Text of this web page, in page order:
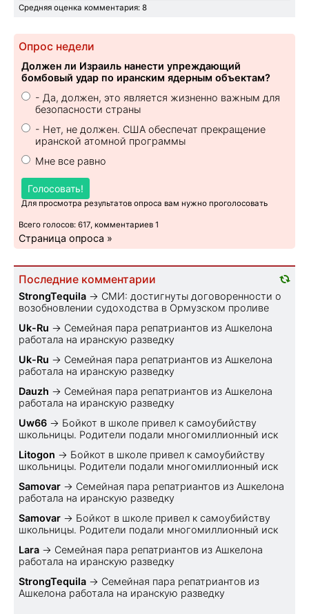
Средняя оценка комментария: 8
Опрос недели
Должен ли Израиль нанести упреждающий
бомбовый удар по иранским ядерным объектам?
- Да, должен, это является жизненно важным для
безопасности страны
- Нет, не должен. США обеспечат прекращение
иранской атомной программы
Мне все равно
Голосовать!
Для просмотра результатов опроса вам нужно проголосовать
Всего голосов: 617, комментариев 1
Страница опроса »
Последние комментарии
StrongTequila → СМИ: достигнуты договоренности о
возобновлении судоходства в Ормузском проливе
Uk-Ru → Семейная пара репатриантов из Ашкелона
работала на иранскую разведку
Uk-Ru → Семейная пара репатриантов из Ашкелона
работала на иранскую разведку
Dauzh → Семейная пара репатриантов из Ашкелона
работала на иранскую разведку
Uw66 → Бойкот в школе привел к самоубийству
школьницы. Родители подали многомиллионный иск
Litogon → Бойкот в школе привел к самоубийству
школьницы. Родители подали многомиллионный иск
Samovar → Семейная пара репатриантов из Ашкелона
работала на иранскую разведку
Samovar → Бойкот в школе привел к самоубийству
школьницы. Родители подали многомиллионный иск
Lara → Семейная пара репатриантов из Ашкелона
работала на иранскую разведку
StrongTequila → Семейная пара репатриантов из
Ашкелона работала на иранскую разведку